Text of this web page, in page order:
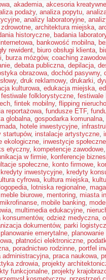
, akademia, akcesoria kreatywne
podaży, analiza popytu,
, analizy laboratoryjne,
, architektura miejska,
historyczne, badania
, bankowość mobilna,
rewident, biuro obsługi klienta,
, burza mózgów, coaching
, debata publiczna, depilacja,
obrazowa, dochód pasywny,
, druk reklamowy, drukarki,
kulturowa, edukacja miejska,
festiwale folklorystyczne, festiwale
, fintek mobilny, flipping
reportażowa, fundusze ETF,
globalna, gospodarka komunalna,
, hotele inwestycyjne,
startupów, instalacje artystyczne,
ekologiczne, inwestycje społeczne
etyczny, kompetencje zawodowe
w firmie, konferencje
społeczne, konto firmowe,
kredyty inwestycyjne, kredyty
cyfrowa, kultura miejska,
logopedia, lotniska regionalne,
meble biurowe, mentoring, miasta
mikrofinanse, mobile banking,
, multimedia edukacyjne,
konsumentów, odzież medyczna,
dokumentów, parki
planowanie emerytalne, planowanie
, płatności elektroniczne,
, poradnictwo rodzinne, portfel
administracyjna, praca naukowa,
zdrowia, projekty
funkcjonalne, projekty